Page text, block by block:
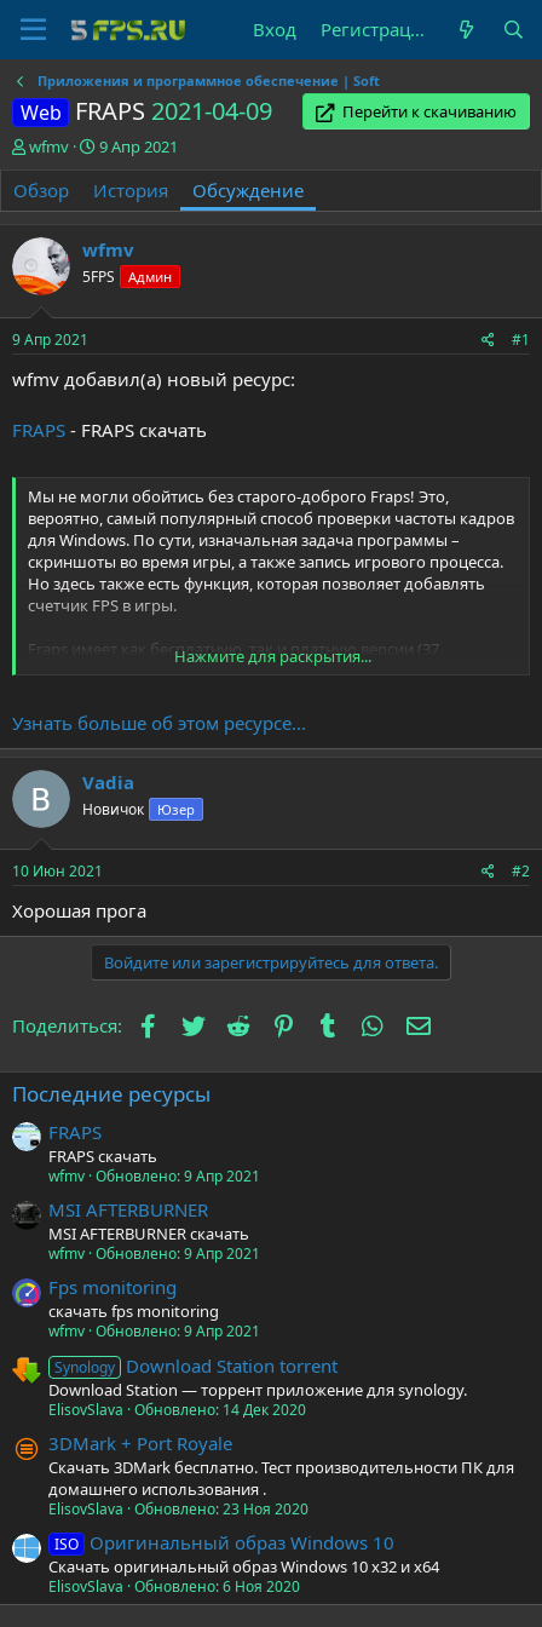
Вход Регистрация
Приложения и программное обеспечение | Soft
Web FRAPS 2021-04-09
Перейти к скачиванию
А
т
о
р
т
е
м
ы
wfmv
Д
т
а
а
ч
л
9 Апр 2021
Обзор История Обсуждение
wfmv
5FPS Админ
9 Апр 2021 #1
wfmv добавил(а) новый ресурс:
FRAPS - FRAPS скачать
Мы не могли обойтись без старого-доброго Fraps! Это,
вероятно, самый популярный способ проверки частоты кадров
для Windows. По сути, изначальная задача программы –
скриншоты во время игры, а также запись игрового процесса.
Но здесь также есть функция, которая позволяет добавлять
счетчик FPS в игры.
Fraps имеет как бесплатную, так и платную версии (37
долларов или около 2 800 рублей). Если вы намерены
бесплатной версии более чем достаточно...
Нажмите для раскрытия...
Узнать больше об этом ресурсе...
Vadia
Новичок Юзер
10 Июн 2021 #2
Хорошая прога
Войдите или зарегистрируйтесь для ответа.
Поделиться: Facebook
Twitter Reddit PinterestTumblr WhatsApp
Последние ресурсы
FRAPS
FRAPS скачать
wfmv Обновлено:9 Апр 2021
MSI AFTERBURNER
MSI AFTERBURNER скачать
wfmv Обновлено:9 Апр 2021
Fps monitoring
скачать fps monitoring
wfmv Обновлено:9 Апр 2021
Synology Download Station torrent
Download Station — торрент приложение для synology.
ElisovSlava Обновлено: 14 Дек 2020
3DMark + Port Royale
Скачать 3DMark бесплатно. Тест производительности ПК для
домашнего использования .
ElisovSlava Обновлено:23 Ноя 2020
ISO Оригинальный образ Windows 10
Скачать оригинальный образ Windows 10 x32 и x64
ElisovSlava Обновлено:6 Ноя 2020